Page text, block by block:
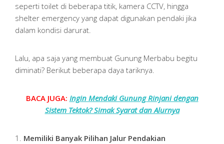
seperti toilet di beberapa titik, kamera CCTV, hingga
shelter emergency yang dapat digunakan pendaki jika
dalam kondisi darurat.
Lalu, apa saja yang membuat Gunung Merbabu begitu
diminati? Berikut beberapa daya tariknya.
BACA JUGA: Ingin Mendaki Gunung Rinjani dengan
Sistem Tektok? Simak Syarat dan Alurnya
1. Memiliki Banyak Pilihan Jalur Pendakian